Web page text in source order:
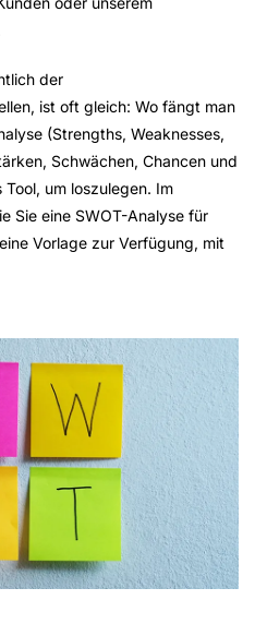
der
ist oft gleich: Wo fängt man
(Strengths, Weaknesses,
Schwächen, Chancen und
um loszulegen. Im
Sie eine SWOT-Analyse für
Vorlage zur Verfügung, mit